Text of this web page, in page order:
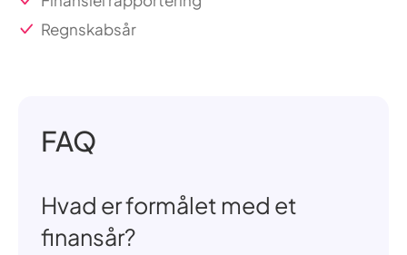
Regnskabsår
FAQ
Hvad er formålet med et
finansår?